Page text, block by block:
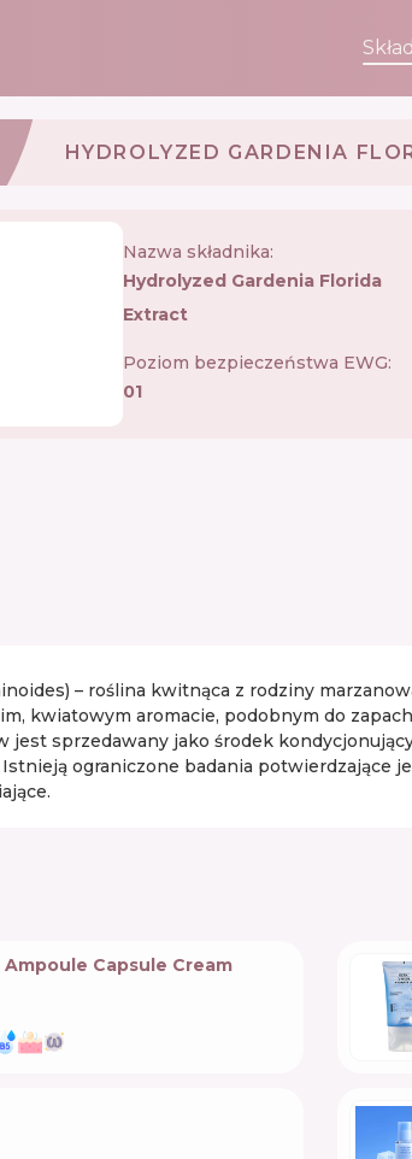
HYDROLYZED GARDENIA
Nazwa składnika:
Hydrolyzed Gardenia Florida
Extract
Poziom bezpieczeństwa EWG:
01
– roślina kwitnąca z rodziny
kwiatowym aromacie, podobnym do
sprzedawany jako środek
ograniczone badania potwierdzające
Capsule Cream